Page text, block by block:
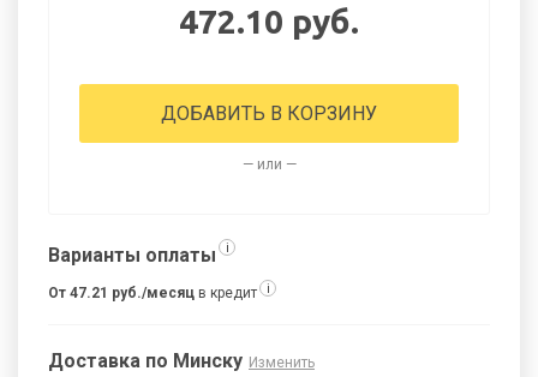
472.10 руб.
ДОБАВИТЬ В КОРЗИНУ
— или —
Варианты оплаты i
От 47.21 руб./месяц в кредит i
Доставка по Минску Изменить